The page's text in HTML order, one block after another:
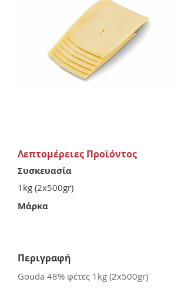
Λεπτομέρειες Προϊόντος
Συσκευασία
1kg (2x500gr)
Μάρκα
Περιγραφή
Gouda 48% φέτες 1kg (2x500gr)